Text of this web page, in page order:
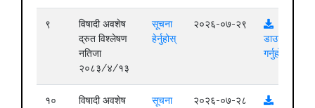
९
विषादी अवशेष
द्रुत विश्लेषण
नतिजा
२०८३/४/१३
सूचना
हेर्नुहोस्
२०२६-०७-२९
डाउनलोड
गर्नुहोस्
१०
विषादी अवशेष
सूचना
२०२६-०७-२८